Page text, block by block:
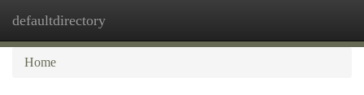
defaultdirectory
Home